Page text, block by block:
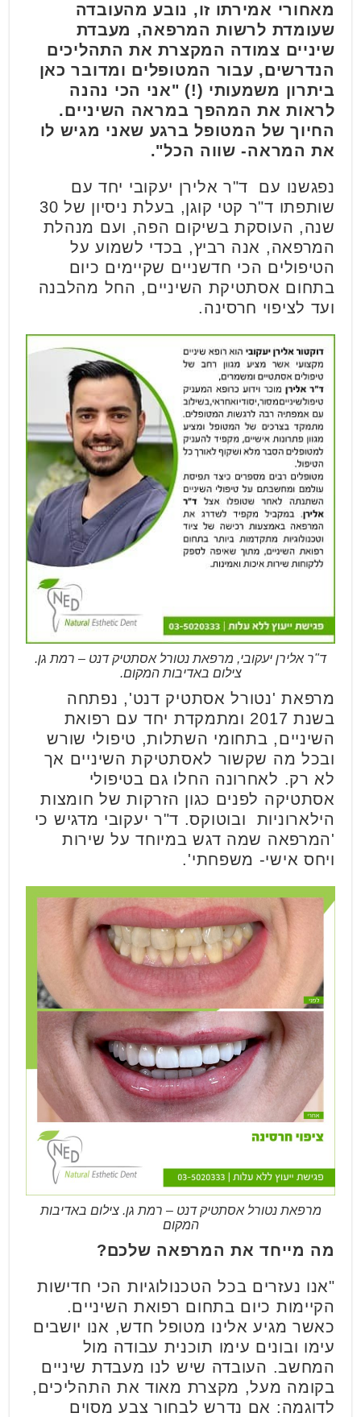
מאחורי אמירתו זו, נובע מהעובדה
שעומדת לרשות המרפאה, מעבדת
שיניים צמודה המקצרת את התהליכים
הנדרשים, עבור המטופלים ומדובר כאן
ביתרון משמעותי (!) "אני הכי נהנה
לראות את המהפך במראה השיניים.
החיוך של המטופל ברגע שאני מגיש לו
את המראה- שווה הכל".
נפגשנו עם ד"ר אלירן יעקובי יחד עם
שותפתו ד"ר קטי קוגן, בעלת ניסיון של 30
שנה, העוסקת בשיקום הפה, ועם מנהלת
המרפאה, אנה רביץ, בכדי לשמוע על
הטיפולים הכי חדשניים שקיימים כיום
בתחום אסתטיקת השיניים, החל מהלבנה
ועד לציפוי חרסינה.
ד"ר אלירן יעקובי, מרפאת נטורל אסתטיק דנט – רמת גן.
צילום באדיבות המקום.
מרפאת 'נטורל אסתטיק דנט', נפתחה
בשנת 2017 ומתמקדת יחד עם רפואת
השיניים, בתחומי השתלות, טיפולי שורש
ובכל מה שקשור לאסתטיקת השיניים אך
לא רק. לאחרונה החלו גם בטיפולי
אסתטיקה לפנים כגון הזרקות של חומצות
הילארוניות ובוטוקס. ד"ר יעקובי מדגיש כי
'המרפאה שמה דגש במיוחד על שירות
ויחס אישי- משפחתי'.
מרפאת נטורל אסתטיק דנט – רמת גן. צילום באדיבות
המקום
מה מייחד את המרפאה שלכם?
"אנו נעזרים בכל הטכנולוגיות הכי חדישות
הקיימות כיום בתחום רפואת השיניים.
כאשר מגיע אלינו מטופל חדש, אנו יושבים
עימו ובונים עימו תוכנית עבודה מול
המחשב. העובדה שיש לנו מעבדת שיניים
בקומה מעל, מקצרת מאוד את התהליכים,
לדוגמה: אם נדרש לבחור צבע מסוים